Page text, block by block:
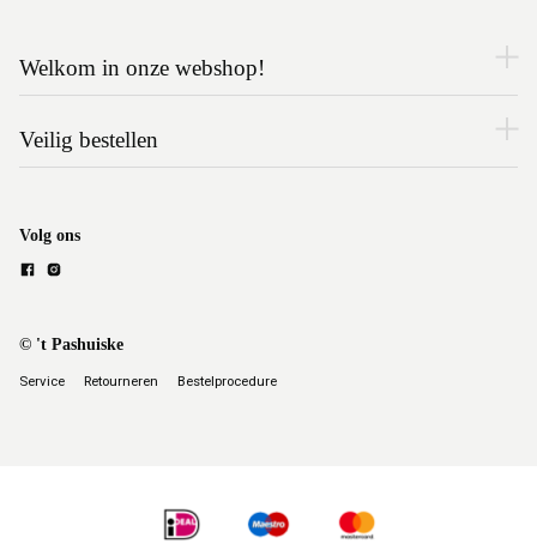
Welkom in onze webshop!
Veilig bestellen
Volg ons
© 't Pashuiske
Service Retourneren Bestelprocedure